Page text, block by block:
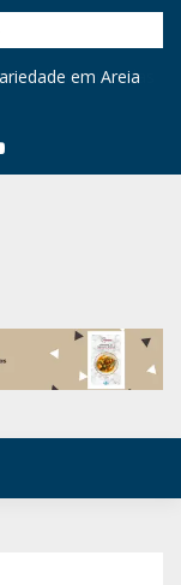
em Areia